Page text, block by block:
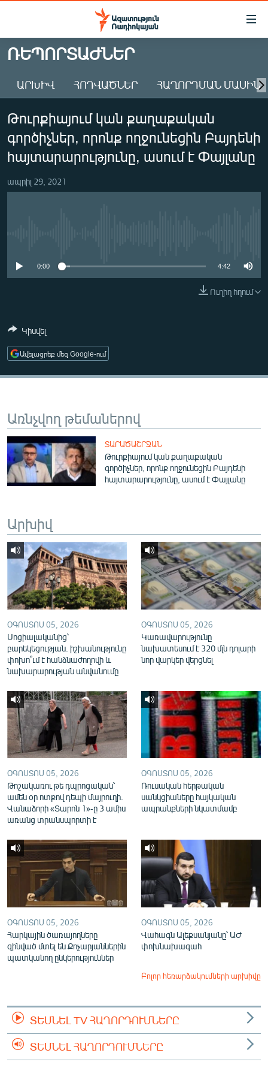
Մատչելիության
Անցնել
հիմնական
Անցնել
հիմնական
մենյուին
Որոնում
ԱԶԱՏՈՒԹՅՈՒՆ TV
ՀԱՅԱՍՏԱՆ
ԸՆՏՐՈՒԹՅՈՒՆՆԵՐ 2026
ԻՐԱՎՈՒՆՔ
ՏՆՏԵՍՈՒԹՅՈՒՆ
ՄԻՋԱԶԳԱՅԻՆ
ՄԵԿՆԱԲԱՆՈՒԹՅՈՒՆ
ՏՏ ԵՒ ԻՆՏԵՐՆԵՏ
ՏԵՍԱՆՅՈՒԹԵՐ
ԲԱՆԱՎԵՃ
ՁԳՏԵԼՈՎ ԼԱՎԱԳՈՒՅՆԻՆ
Հայերեն
English
Русский
ՀԵՏԵՎԵՔ ՄԵԶ
ՌԵՊՈՐՏԱԺՆԵՐ
ԱՐԽԻՎ ՀՈԴՎԱԾՆԵՐ ՀԱՂՈՐԴՄԱՆ ՄԱՍԻՆ
Թուրքիայում կան քաղաքական
գործիչներ, որոնք ողջունեցին Բայդենի
հայտարարությունը, ասում է Փայլանը
ապրիլ 29, 2021
0:00 4:42
Ուղիղ հղում
Կիսվել
Ավելացրեք մեզ Google-ում
Առնչվող թեմաներով
ՏԱՐԱԾԱՇՐՋԱՆ
Թուրքիայում կան քաղաքական
գործիչներ, որոնք ողջունեցին Բայդենի
հայտարարությունը, ասում է Փայլանը
Արխիվ
ՕԳՈՍՏՈՍ 05, 2026
Սոցիալականից՝
բարեկեցության. իշխանությունը
փոխո՞ւմ է հանձնաժողովի և
նախարարության անվանումը
ՕԳՈՍՏՈՍ 05, 2026
Կառավարությունը
նախատեսում է 320 մլն դոլարի
նոր վարկեր վերցնել
ՕԳՈՍՏՈՍ 05, 2026
Թոշակառու թե դպրոցական՝
ամեն օր ոտքով դեպի մայրուղի.
Վանաձորի «Տարոն 1»-ը 3 ամիս
առանց տրանսպորտի է
ՕԳՈՍՏՈՍ 05, 2026
Ռուսական հերթական
սանկցիաները հայկական
ապրանքների նկատմամբ
ՕԳՈՍՏՈՍ 05, 2026
Հարկային ծառայողները
զինված մտել են Քոչարյաններին
պատկանող ընկերություններ
ՕԳՈՍՏՈՍ 05, 2026
Վահագն Ալեքսանյանը՝ ԱԺ
փոխնախագահ
Բոլոր հեռարձակումների արխիվը
ՏԵՍՆԵԼ TV ՀԱՂՈՐԴՈՒՄՆԵՐԸ
ՏԵՍՆԵԼ ՀԱՂՈՐԴՈՒՄՆԵՐԸ